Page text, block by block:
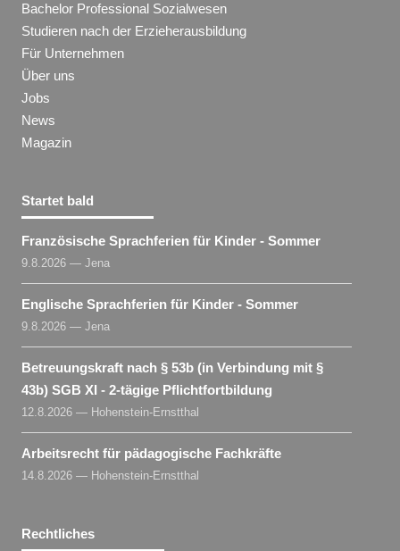
Bachelor Professional Sozialwesen
Studieren nach der Erzieherausbildung
Für Unternehmen
Über uns
Jobs
News
Magazin
Startet bald
Französische Sprachferien für Kinder - Sommer
9.8.2026 — Jena
Englische Sprachferien für Kinder - Sommer
9.8.2026 — Jena
Betreuungskraft nach § 53b (in Verbindung mit §
43b) SGB XI - 2-tägige Pflichtfortbildung
12.8.2026 — Hohenstein-Ernstthal
Arbeitsrecht für pädagogische Fachkräfte
14.8.2026 — Hohenstein-Ernstthal
Rechtliches